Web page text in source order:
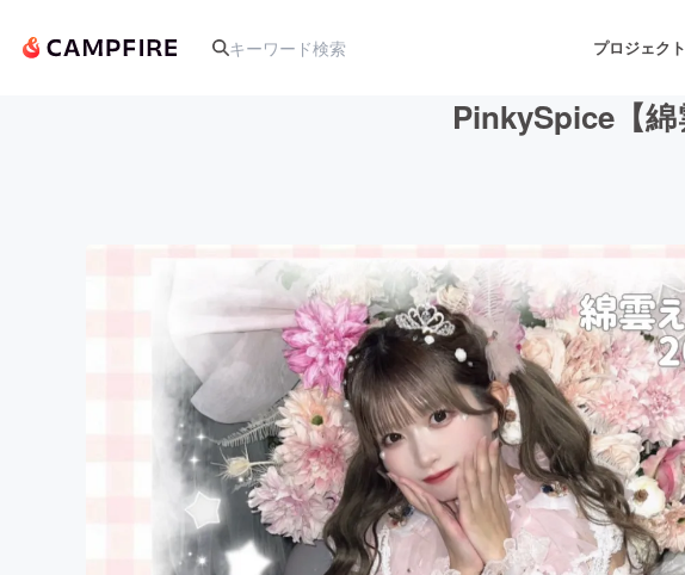
プロジェク
アート・写真 音楽
テクノロジー・ガジェット ゲーム・サービ
映像・映画 書籍・雑誌出版
ビジネス・起業 チャレンジ
まちづくり・地域活性化
PinkySpice【